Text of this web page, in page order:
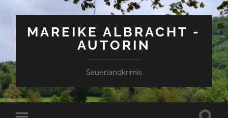
MAREIKE ALBRACHT -
AUTORIN
Sauerlandkrimis